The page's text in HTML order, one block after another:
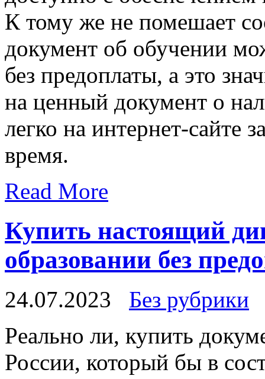
К тому же не помешает
документ об обучении
без предоплаты, а это
на ценный документ о
легко на интернет-сайте
время.
Read More
Купить настоящий
образовании без
24.07.2023
Без рубрики
Рeaльнo ли, купить
России, который бы в